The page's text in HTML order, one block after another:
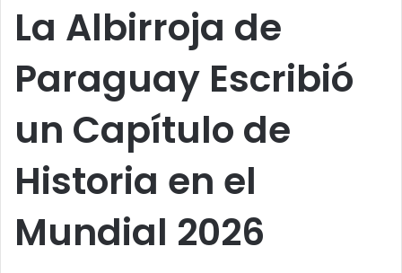
La Albirroja de
Paraguay Escribió
un Capítulo de
Historia en el
Mundial 2026